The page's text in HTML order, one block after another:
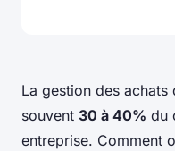
La gestion des achats
souvent 30 à 40% du
entreprise. Comment